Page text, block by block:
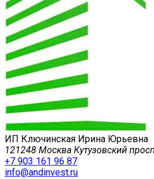
ИП Ключинская Ирина Юрьевна
121248 Москва Кутузовский
+7 903 161 96 87
info@andinvest.ru